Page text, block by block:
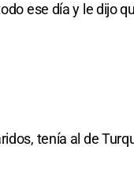
ese día y le dijo
tenía al de